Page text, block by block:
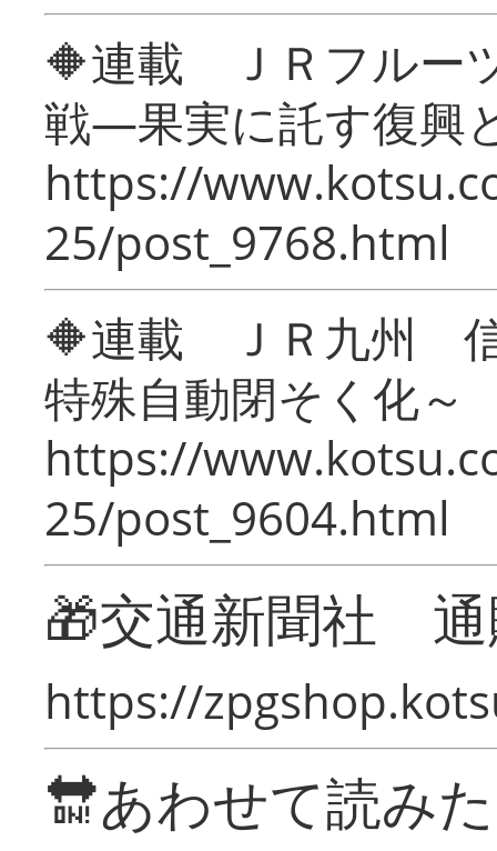
🔶連載 ＪＲフルー
戦―果実に託す復興
https://
25/post_9768.html
🔶連載 ＪＲ九州 信
特殊自動閉そく化～
https://
25/post_9604.html
🎁交通新聞社
https://
🔛あわせて読み